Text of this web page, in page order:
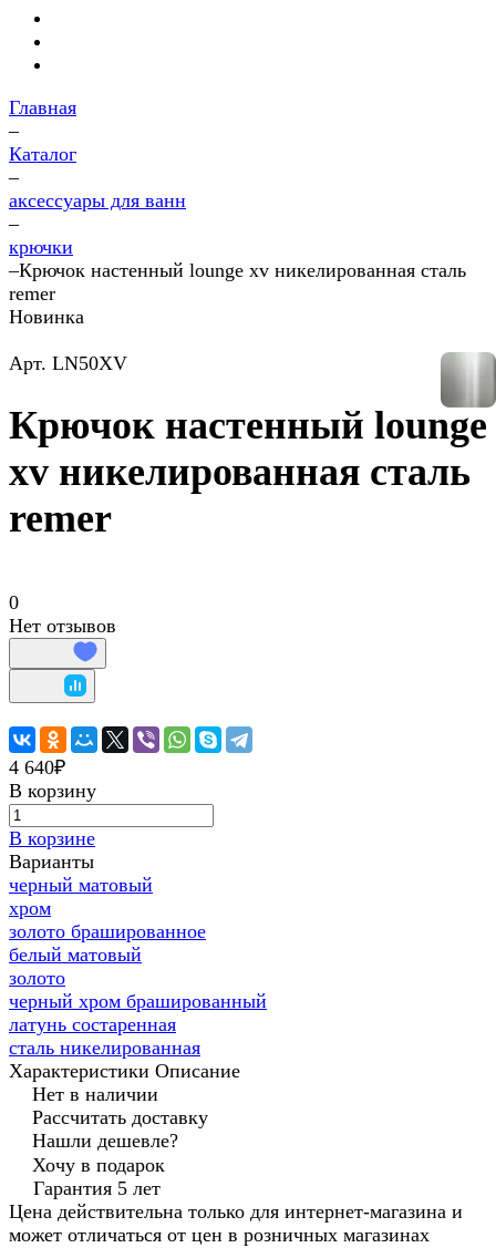
Главная
–
Каталог
–
аксессуары для ванн
–
крючки
–Крючок настенный lounge xv никелированная сталь
remer
Новинка
Арт. LN50XV
Крючок настенный lounge
xv никелированная сталь
remer
0
Нет отзывов
4 640₽
В корзину
В корзине
Варианты
черный матовый
хром
золото брашированное
белый матовый
золото
черный хром брашированный
латунь состаренная
сталь никелированная
Характеристики Описание
Нет в наличии
Рассчитать доставку
Нашли дешевле?
Хочу в подарок
Гарантия 5 лет
Цена действительна только для интернет-магазина и
может отличаться от цен в розничных магазинах